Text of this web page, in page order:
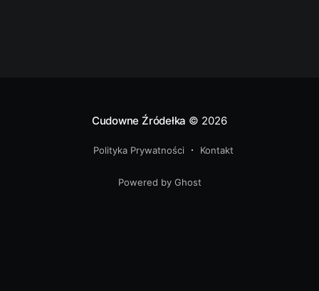
Cudowne Źródełka © 2026
Polityka Prywatności Kontakt
Powered by Ghost